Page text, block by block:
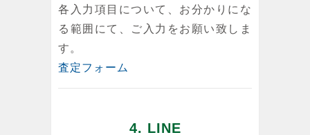
各入力項目について、お分かりにな
る範囲にて、ご入力をお願い致しま
す。
査定フォーム
4. LINE